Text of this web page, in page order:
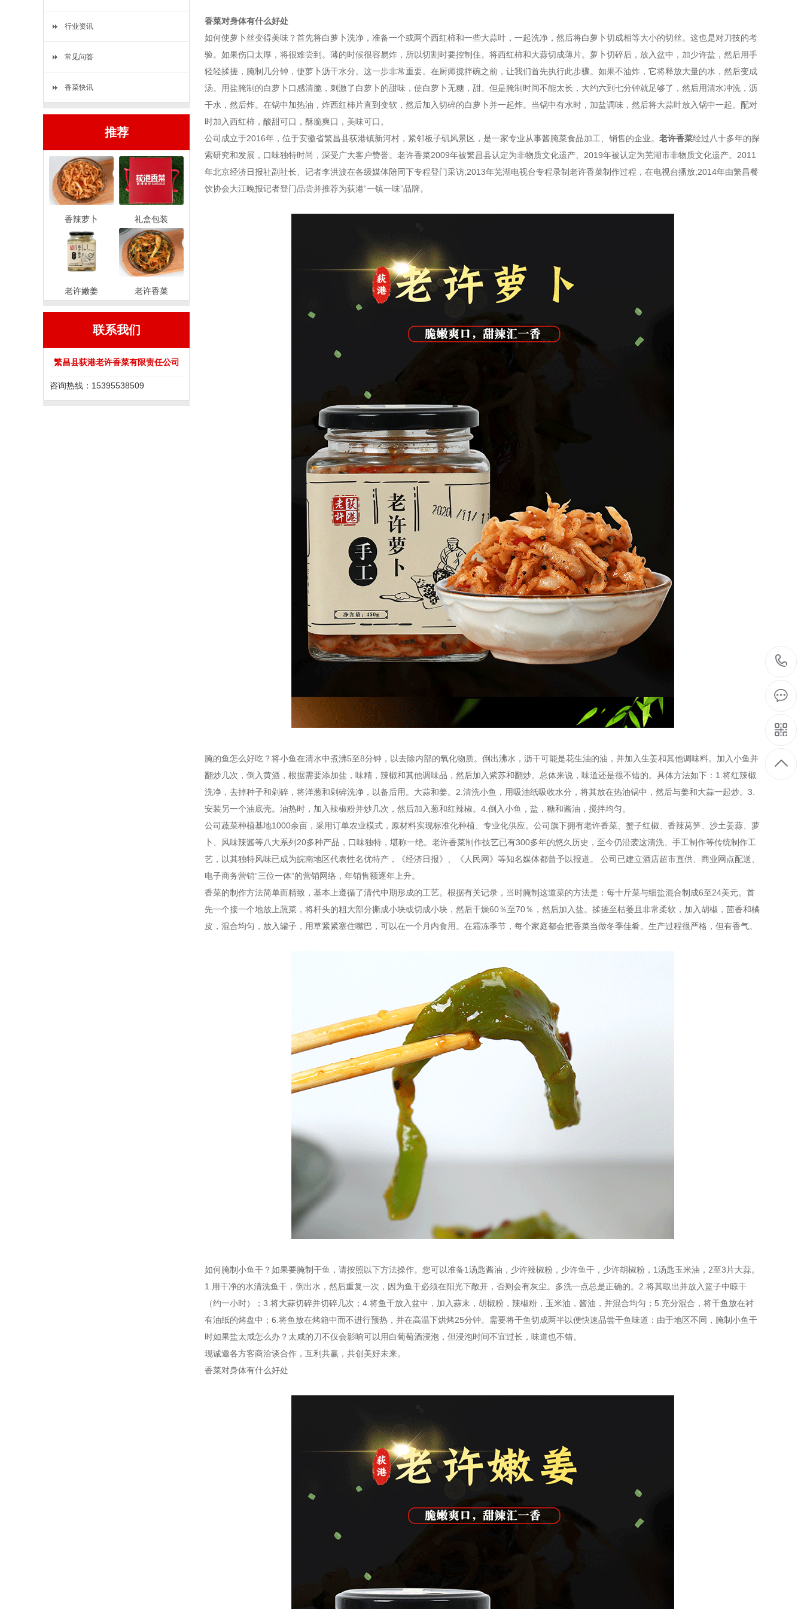
行业资讯
常见问答
香菜快讯
推荐
香辣萝卜 礼盒包装
老许嫩姜 老许香菜
联系我们
繁昌县荻港老许香菜有限责任公司
咨询热线：15395538509
香菜对身体有什么好处
如何使萝卜丝变得美味？首先将白萝卜洗净，准备一个或两个西红柿和一些大蒜叶，一起洗净，然后将白萝卜切成相等大小的切丝。这也是对刀技的考
验。如果伤口太厚，将很难尝到。薄的时候很容易炸，所以切割时要控制住。将西红柿和大蒜切成薄片。萝卜切碎后，放入盆中，加少许盐，然后用手
轻轻揉搓，腌制几分钟，使萝卜沥干水分。这一步非常重要。在厨师搅拌碗之前，让我们首先执行此步骤。如果不油炸，它将释放大量的水，然后变成
汤。用盐腌制的白萝卜口感清脆，刺激了白萝卜的甜味，使白萝卜无糖，甜。但是腌制时间不能太长，大约六到七分钟就足够了，然后用清水冲洗，沥
干水，然后炸。在锅中加热油，炸西红柿片直到变软，然后加入切碎的白萝卜并一起炸。当锅中有水时，加盐调味，然后将大蒜叶放入锅中一起。配对
时加入西红柿，酸甜可口，酥脆爽口，美味可口。
公司成立于2016年，位于安徽省繁昌县荻港镇新河村，紧邻板子矶风景区，是一家专业从事酱腌菜食品加工、销售的企业。 老许香菜经过八十多年的探
索研究和发展，口味独特时尚，深受广大客户赞誉。老许香菜2009年被繁昌县认定为非物质文化遗产、2019年被认定为芜湖市非物质文化遗产。2011
年北京经济日报社副社长、记者李洪波在各级媒体陪同下专程登门采访;2013年芜湖电视台专程录制老许香菜制作过程，在电视台播放;2014年由繁昌餐
饮协会大江晚报记者登门品尝并推荐为荻港“一镇一味”品牌。
腌的鱼怎么好吃？将小鱼在清水中煮沸5至8分钟，以去除内部的氧化物质。倒出沸水，沥干可能是花生油的油，并加入生姜和其他调味料。加入小鱼并
翻炒几次，倒入黄酒，根据需要添加盐，味精，辣椒和其他调味品，然后加入紫苏和翻炒。总体来说，味道还是很不错的。具体方法如下：1.将红辣椒
洗净，去掉种子和剁碎，将洋葱和剁碎洗净，以备后用。大蒜和姜。2.清洗小鱼，用吸油纸吸收水分，将其放在热油锅中，然后与姜和大蒜一起炒。3.
安装另一个油底壳。油热时，加入辣椒粉并炒几次，然后加入葱和红辣椒。4.倒入小鱼，盐，糖和酱油，搅拌均匀。
公司蔬菜种植基地1000余亩，采用订单农业模式，原材料实现标准化种植、专业化供应。公司旗下拥有老许香菜、蟹子红椒、香辣莴笋、沙土姜蒜、萝
卜、风味辣酱等八大系列20多种产品，口味独特，堪称一绝。老许香菜制作技艺已有300多年的悠久历史，至今仍沿袭这清洗、手工制作等传统制作工
艺，以其独特风味已成为皖南地区代表性名优特产，《经济日报》、《人民网》等知名媒体都曾予以报道。 公司已建立酒店超市直供、商业网点配送、
电子商务营销“三位一体”的营销网络，年销售额逐年上升。
香菜的制作方法简单而精致，基本上遵循了清代中期形成的工艺。根据有关记录，当时腌制这道菜的方法是：每十斤菜与细盐混合制成6至24美元。首
先一个接一个地放上蔬菜，将杆头的粗大部分撕成小块或切成小块，然后干燥60％至70％，然后加入盐。揉搓至枯萎且非常柔软，加入胡椒，茴香和橘
皮，混合均匀，放入罐子，用草紧紧塞住嘴巴，可以在一个月内食用。在霜冻季节，每个家庭都会把香菜当做冬季佳肴。生产过程很严格，但有香气。
如何腌制小鱼干？如果要腌制干鱼，请按照以下方法操作。您可以准备1汤匙酱油，少许辣椒粉，少许鱼干，少许胡椒粉，1汤匙玉米油，2至3片大蒜。
1.用干净的水清洗鱼干，倒出水，然后重复一次，因为鱼干必须在阳光下敞开，否则会有灰尘。多洗一点总是正确的。2.将其取出并放入篮子中晾干
（约一小时）；3.将大蒜切碎并切碎几次；4.将鱼干放入盆中，加入蒜末，胡椒粉，辣椒粉，玉米油，酱油，并混合均匀；5.充分混合，将干鱼放在衬
有油纸的烤盘中；6.将鱼放在烤箱中而不进行预热，并在高温下烘烤25分钟。需要将干鱼切成两半以便快速品尝干鱼味道：由于地区不同，腌制小鱼干
时如果盐太咸怎么办？太咸的刀不仅会影响可以用白葡萄酒浸泡，但浸泡时间不宜过长，味道也不错。
现诚邀各方客商洽谈合作，互利共赢，共创美好未来。
香菜对身体有什么好处